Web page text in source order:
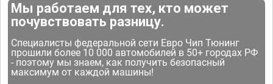
Мы работаем для тех, кто может
почувствовать разницу.
Специалисты федеральной сети Евро Чип Тюнинг
прошили более 10 000 автомобилей в 50+ городах РФ
- поэтому мы знаем, как получить безопасный
максимум от каждой машины!